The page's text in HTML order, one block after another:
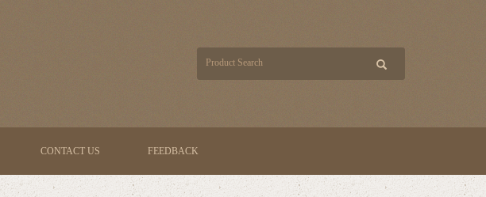
CONTACT US FEEDBACK